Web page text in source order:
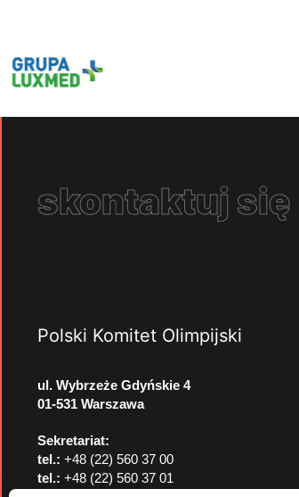
skontaktuj się
Polski Komitet Olimpijski
ul. Wybrzeże Gdyńskie 4
01-531 Warszawa
Sekretariat:
tel.: +48 (22) 560 37 00
tel.: +48 (22) 560 37 01